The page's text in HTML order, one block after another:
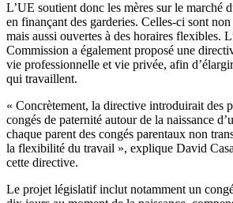
L’UE soutient donc les mères sur le marché
en finançant des garderies. Celles-ci sont
mais aussi ouvertes à des horaires flexibles.
Commission a également proposé une
vie professionnelle et vie privée, afin
qui travaillent.
« Concrètement, la directive introduirait des
congés de paternité autour de la naissance
chaque parent des congés parentaux non
la flexibilité du travail », explique David
cette directive.
Le projet législatif inclut notamment un